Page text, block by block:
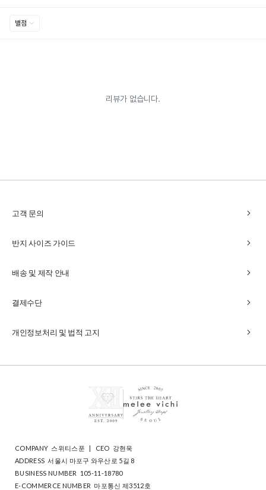
고객 문의 chevron_right
반지 사이즈 가이드 chevron_right
배송 및 제작 안내 chevron_right
결제수단 chevron_right
개인정보처리 및 법적 고지 chevron_right
COMPANY 스위티스푼 CEO 강현욱
ADDRESS 서울시 마포구 와우산로 5길 8
BUSINESS NUMBER
105-11-18780
E-COMMERCE NUMBER 마포통신 제3512호